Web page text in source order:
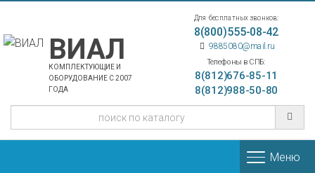
ВИАЛ
КОМПЛЕКТУЮЩИЕ И
ОБОРУДОВАНИЕ С 2007
ГОДА
Для бесплатных звонков:
8(800)555-08-42
9885080@mail.ru
Телефоны в СПБ:
8(812)676-85-11
8(812)988-50-80
Меню